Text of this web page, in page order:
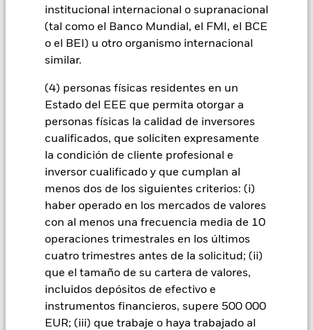
institucional internacional o supranacional
(tal como el Banco Mundial, el FMI, el BCE
o el BEI) u otro organismo internacional
similar.
(4) personas físicas residentes en un
Estado del EEE que permita otorgar a
personas físicas la calidad de inversores
cualificados, que soliciten expresamente
la condición de cliente profesional e
inversor cualificado y que cumplan al
menos dos de los siguientes criterios: (i)
haber operado en los mercados de valores
con al menos una frecuencia media de 10
operaciones trimestrales en los últimos
cuatro trimestres antes de la solicitud; (ii)
que el tamaño de su cartera de valores,
incluidos depósitos de efectivo e
instrumentos financieros, supere 500 000
EUR; (iii) que trabaje o haya trabajado al
inversores no recuperen la cantidad invertida originalmente.
Los cambios en los tipos de interés, el riesgo de crédito y/o los
incumplimientos de los emisores tendrán un impacto
significativo en el comportamiento de los títulos de renta fija.
Inversión” pueden ser más sensibles a estos riesgos que los
valores de renta fija con mejor calificación. Las rebajas de la
incrementar el nivel de riesgo. Los mercados emergentes
suelen ser más sensibles a las condiciones económicas y
políticas que los mercados desarrollados. Entre otros factores
se encuentra un mayor «riesgo de liquidez», mayores
restricciones a la inversión o transmisión de activos,
al Fondo, y también riesgos relacionados con la
sostenibilidad. Los derivados pueden ser muy sensibles a las
variaciones del valor del activo en que se basan y pueden
aumentar el volumen de las pérdidas y ganancias,
provocando mayores oscilaciones en el valor del Fondo. El
derivados se utilizan de forma generalizada o compleja. El
Fondo pretende excluir a las empresas que participen en
determinadas actividades incompatibles con los criterios